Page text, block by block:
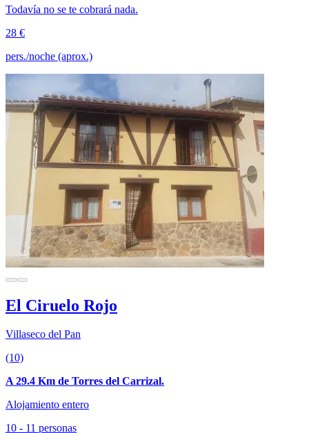
Todavía no se te cobrará nada.
28 €
pers./noche (aprox.)
El Ciruelo Rojo
Villaseco del Pan
(10)
A 29.4 Km de Torres del Carrizal.
Alojamiento entero
10 - 11 personas